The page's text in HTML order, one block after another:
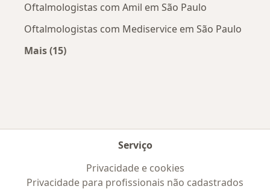
Oftalmologistas com Amil em São Paulo
Oftalmologistas com Mediservice em São Paulo
Mais (15)
Serviço
Privacidade e cookies
Privacidade para profissionais não cadastrados